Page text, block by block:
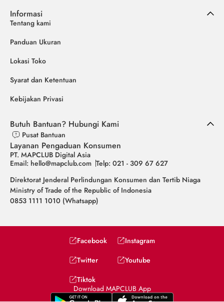
Informasi
Tentang kami
Panduan Ukuran
Lokasi Toko
Syarat dan Ketentuan
Kebijakan Privasi
Butuh Bantuan? Hubungi Kami
Pusat Bantuan
Layanan Pengaduan Konsumen
PT. MAPCLUB Digital Asia
Email: hello@mapclub.com Telp: 021 - 309 67 627
Direktorat Jenderal Perlindungan Konsumen dan Tertib Niaga
Ministry of Trade of the Republic of Indonesia
0853 1111 1010 (Whatsapp)
Facebook
Instagram
Twitter
Youtube
Tiktok
Download MAPCLUB App